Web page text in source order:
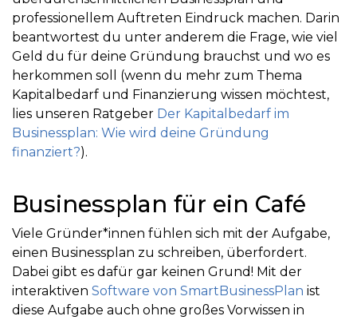
professionellem Auftreten Eindruck machen. Darin
beantwortest du unter anderem die Frage, wie viel
Geld du für deine Gründung brauchst und wo es
herkommen soll (wenn du mehr zum Thema
Kapitalbedarf und Finanzierung wissen möchtest,
lies unseren Ratgeber Der Kapitalbedarf im
Businessplan: Wie wird deine Gründung
finanziert?).
Businessplan für ein Café
Viele Gründer*innen fühlen sich mit der Aufgabe,
einen Businessplan zu schreiben, überfordert.
Dabei gibt es dafür gar keinen Grund! Mit der
interaktiven Software von SmartBusinessPlan ist
diese Aufgabe auch ohne großes Vorwissen in